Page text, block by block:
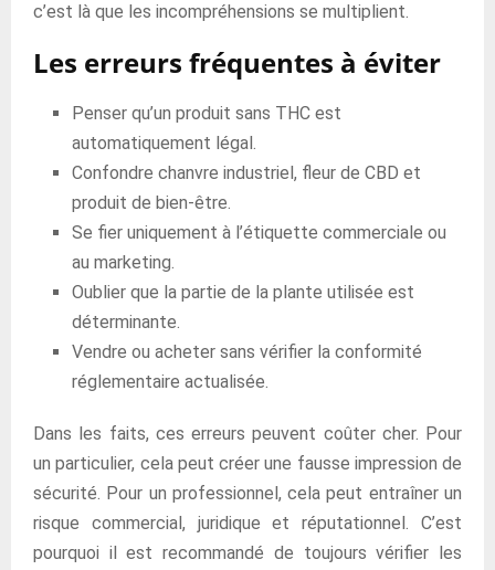
c’est là que les incompréhensions se multiplient.
Les erreurs fréquentes à éviter
Penser qu’un produit sans THC est
automatiquement légal.
Confondre chanvre industriel, fleur de CBD et
produit de bien-être.
Se fier uniquement à l’étiquette commerciale ou
au marketing.
Oublier que la partie de la plante utilisée est
déterminante.
Vendre ou acheter sans vérifier la conformité
réglementaire actualisée.
Dans les faits, ces erreurs peuvent coûter cher. Pour
un particulier, cela peut créer une fausse impression de
sécurité. Pour un professionnel, cela peut entraîner un
risque commercial, juridique et réputationnel. C’est
pourquoi il est recommandé de toujours vérifier les